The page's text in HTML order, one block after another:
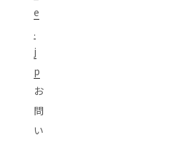
e
.
j
p
お
問
い